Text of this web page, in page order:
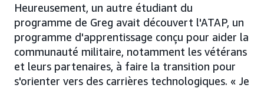
Heureusement, un autre étudiant du
programme de Greg avait découvert l'ATAP, un
programme d'apprentissage conçu pour aider la
communauté militaire, notamment les vétérans
et leurs partenaires, à faire la transition pour
s'orienter vers des carrières technologiques. « Je